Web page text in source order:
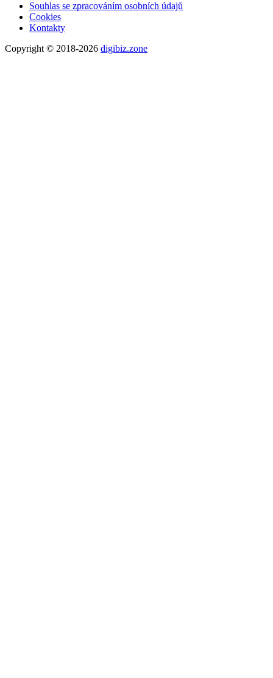
Souhlas se zpracováním osobních údajů
Cookies
Kontakty
Copyright © 2018-2026 digibiz.zone